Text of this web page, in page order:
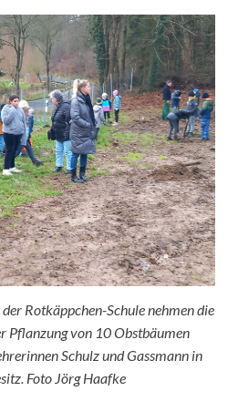
Rotkäppchen-Schule nehmen die
Pflanzung von 10 Obstbäumen
Schulz und Gassmann in
Foto Jörg Haafke